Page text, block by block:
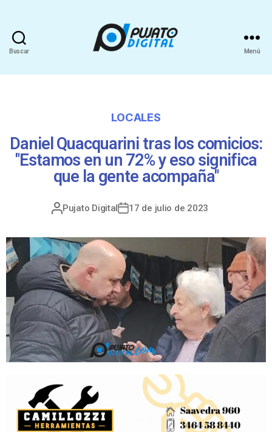
Buscar Menú
LOCALES
Daniel Quacquarini tras los comicios:
"Estamos en un 72% y eso significa
que la gente acompaña"
Pujato Digital 17 de julio de 2023